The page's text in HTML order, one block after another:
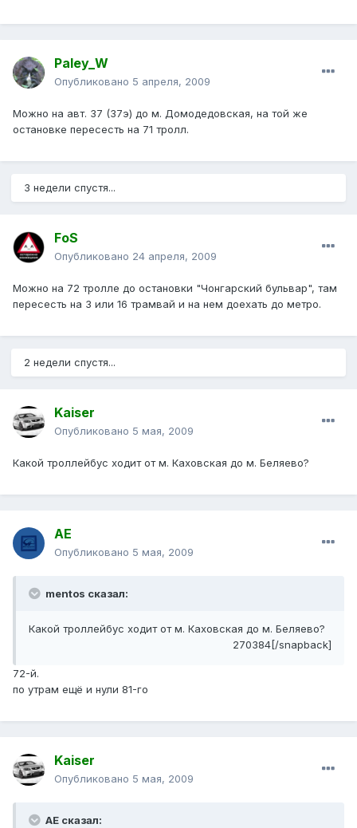
Paley_W
Опубликовано 5 апреля, 2009
Можно на авт. 37 (37э) до м. Домодедовская, на той же
остановке пересесть на 71 тролл.
3 недели спустя...
FoS
Опубликовано 24 апреля, 2009
Можно на 72 тролле до остановки "Чонгарский бульвар", там
пересесть на 3 или 16 трамвай и на нем доехать до метро.
2 недели спустя...
Kaiser
Опубликовано 5 мая, 2009
Какой троллейбус ходит от м. Каховская до м. Беляево?
АЕ
Опубликовано 5 мая, 2009
mentos сказал:
Какой троллейбус ходит от м. Каховская до м. Беляево?
270384[/snapback]
72-й.
по утрам ещё и нули 81-го
Kaiser
Опубликовано 5 мая, 2009
АЕ сказал: